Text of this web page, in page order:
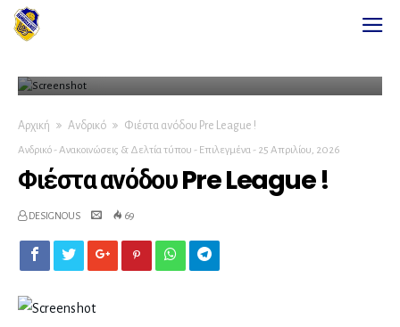
Αρχική Ανδρικό Φιέστα ανόδου Pre League !
Ανδρικό -Ανακοινώσεις & Δελτία τύπου - Επιλεγμένα - 25 Απριλίου, 2026
Φιέστα ανόδου Pre League !
DESIGNOUS 69